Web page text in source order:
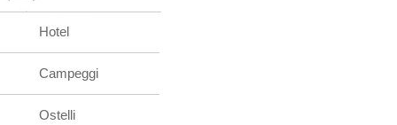
Hotel
Campeggi
Ostelli